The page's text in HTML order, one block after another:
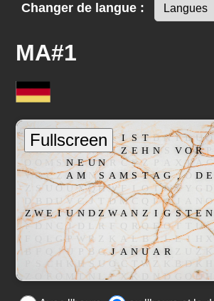
Changer de langue :
MA#1